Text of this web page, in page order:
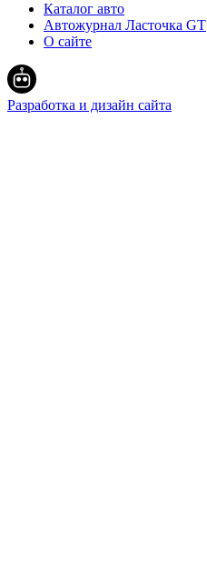
Каталог авто
Автожурнал Ласточка GT
О сайте
Разработка и дизайн сайта